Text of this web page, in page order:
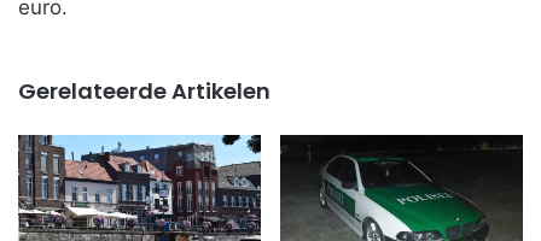
euro.
Gerelateerde Artikelen